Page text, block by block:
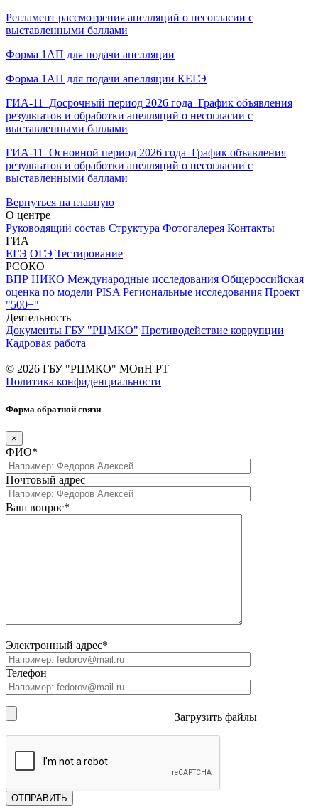
Регламент рассмотрения апелляций о несогласии с
выставленными баллами
Форма 1АП для подачи апелляции
Форма 1АП для подачи апелляции КЕГЭ
ГИА-11_Досрочный период 2026 года_График объявления
результатов и обработки апелляций о несогласии с
выставленными баллами
ГИА-11_Основной период 2026 года_График объявления
результатов и обработки апелляций о несогласии с
выставленными баллами
Вернуться на главную
О центре
Руководящий состав Структура Фотогалерея Контакты
ГИА
ЕГЭ ОГЭ Тестирование
РСОКО
ВПР НИКО Международные исследования Общероссийская
оценка по модели PISA Региональные исследования Проект
"500+"
Деятельность
Документы ГБУ "РЦМКО" Противодействие коррупции
Кадровая работа
© 2026 ГБУ "РЦМКО" МОиН РТ
Политика конфиденциальности
Форма обратной связи
×
ФИО*
Почтовый адрес
Ваш вопрос*
Электронный адрес*
Телефон
Загрузить файлы